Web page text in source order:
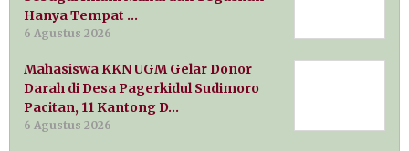
Hanya Tempat …
6 Agustus 2026
Mahasiswa KKN UGM Gelar Donor
Darah di Desa Pagerkidul Sudimoro
Pacitan, 11 Kantong D…
6 Agustus 2026